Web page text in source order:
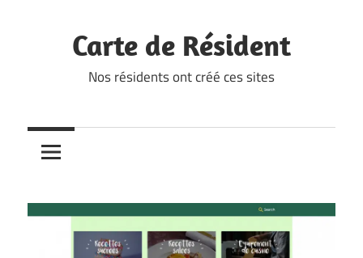
Carte de Résident
Nos résidents ont créé ces sites